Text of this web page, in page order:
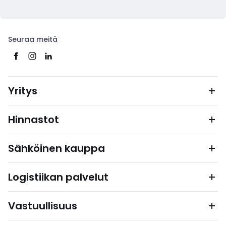
Seuraa meitä
Yritys
Hinnastot
Sähköinen kauppa
Logistiikan palvelut
Vastuullisuus